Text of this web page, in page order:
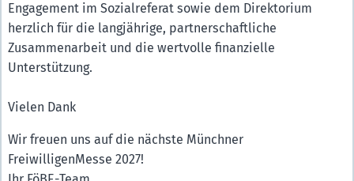
Engagement im Sozialreferat sowie dem Direktorium
herzlich für die langjährige, partnerschaftliche
Zusammenarbeit und die wertvolle finanzielle
Unterstützung.
Vielen Dank
Wir freuen uns auf die nächste Münchner
FreiwilligenMesse 2027!